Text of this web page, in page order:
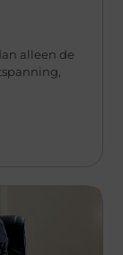
alleen de